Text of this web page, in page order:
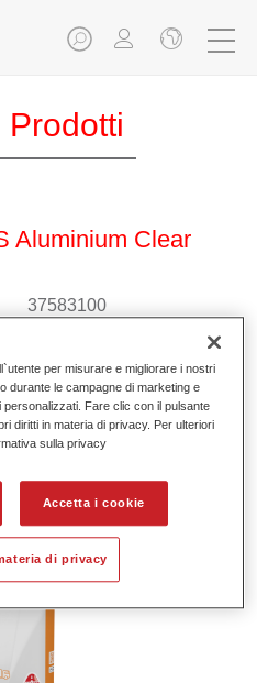
Prodotti
Aluminium Clear
37583100
per misurare e migliorare i nostri
durante le campagne di marketing e
Fare clic con il pulsante
diritti in materia di privacy. Per ulteriori
sulla privacy
Accetta i cookie
di privacy